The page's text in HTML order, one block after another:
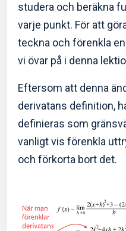
Videor som är
Allt du behöver för att
studera och beräkna
varje punkt. För att
teckna och förenkla en
vi övar på i denna
Eftersom att denna
derivatans definition,
definieras som
vanligt vis förenkla
och förkorta bort det.